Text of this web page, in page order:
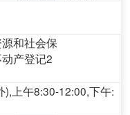
和社会保
产登记2
上午8:30-12:00,下午: